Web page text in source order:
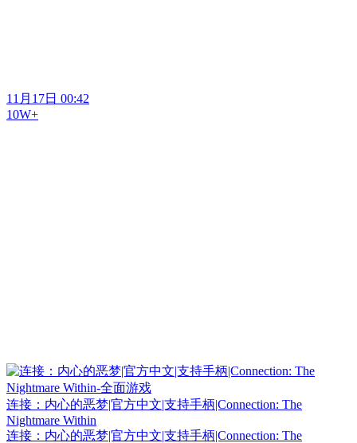
11月17日 00:42
10W+
连接：内心的恶梦|官方中文|支持手柄|Connection: The
Nightmare Within
连接：内心的恶梦|官方中文|支持手柄|Connection: The